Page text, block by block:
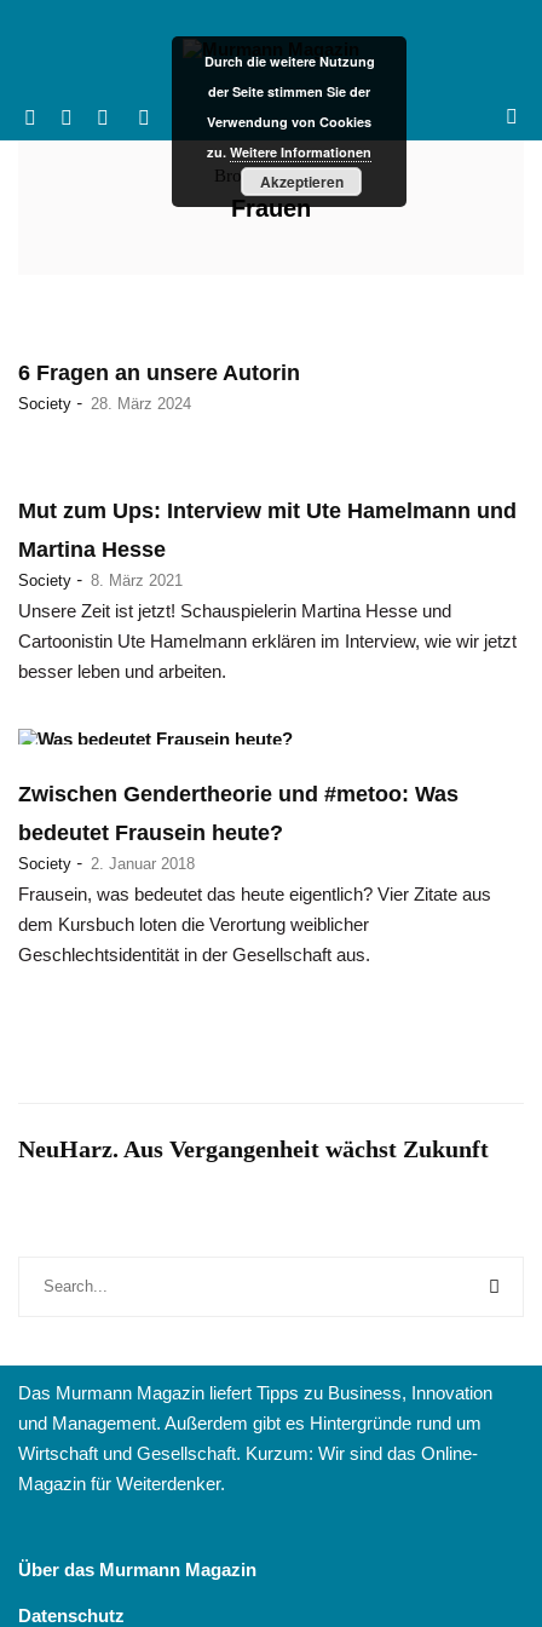
Browsing Tag :
Frauen
6 Fragen an unsere Autorin
Society - 28. März 2024
Mut zum Ups: Interview mit Ute Hamelmann und
Martina Hesse
Society - 8. März 2021
Unsere Zeit ist jetzt! Schauspielerin Martina Hesse und
Cartoonistin Ute Hamelmann erklären im Interview, wie wir jetzt
besser leben und arbeiten.
Zwischen Gendertheorie und #metoo: Was
bedeutet Frausein heute?
Society - 2. Januar 2018
Frausein, was bedeutet das heute eigentlich? Vier Zitate aus
dem Kursbuch loten die Verortung weiblicher
Geschlechtsidentität in der Gesellschaft aus.
NeuHarz. Aus Vergangenheit wächst Zukunft
Das Murmann Magazin liefert Tipps zu Business, Innovation
und Management. Außerdem gibt es Hintergründe rund um
Wirtschaft und Gesellschaft. Kurzum: Wir sind das Online-
Magazin für Weiterdenker.
Über das Murmann Magazin
Datenschutz
Durch die weitere Nutzung
der Seite stimmen Sie der
Verwendung von Cookies
zu. Weitere Informationen
Akzeptieren